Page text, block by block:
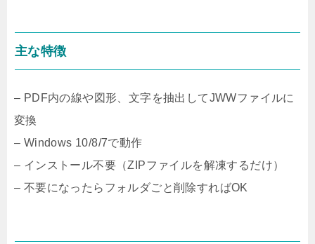
主な特徴
– PDF内の線や図形、文字を抽出してJWWファイルに
変換
– Windows 10/8/7で動作
– インストール不要（ZIPファイルを解凍するだけ）
– 不要になったらフォルダごと削除すればOK